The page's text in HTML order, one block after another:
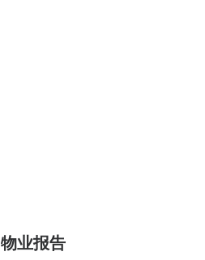
物业报告